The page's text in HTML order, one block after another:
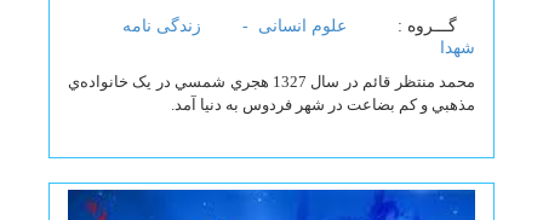
گـــروه : علوم انسانی -
زندگی نامه
شهدا
محمد منتظر قائم در سال 1327 هجري شمسي در يک خانواده‌ي
مذهبي و کم بضاعت در شهر فردوس به دنيا آمد.